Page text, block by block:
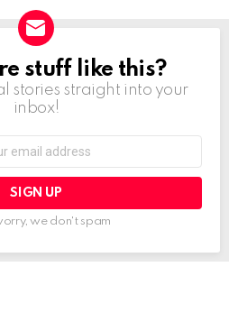
stuff like this?
stories straight into your
inbox!
we don't spam